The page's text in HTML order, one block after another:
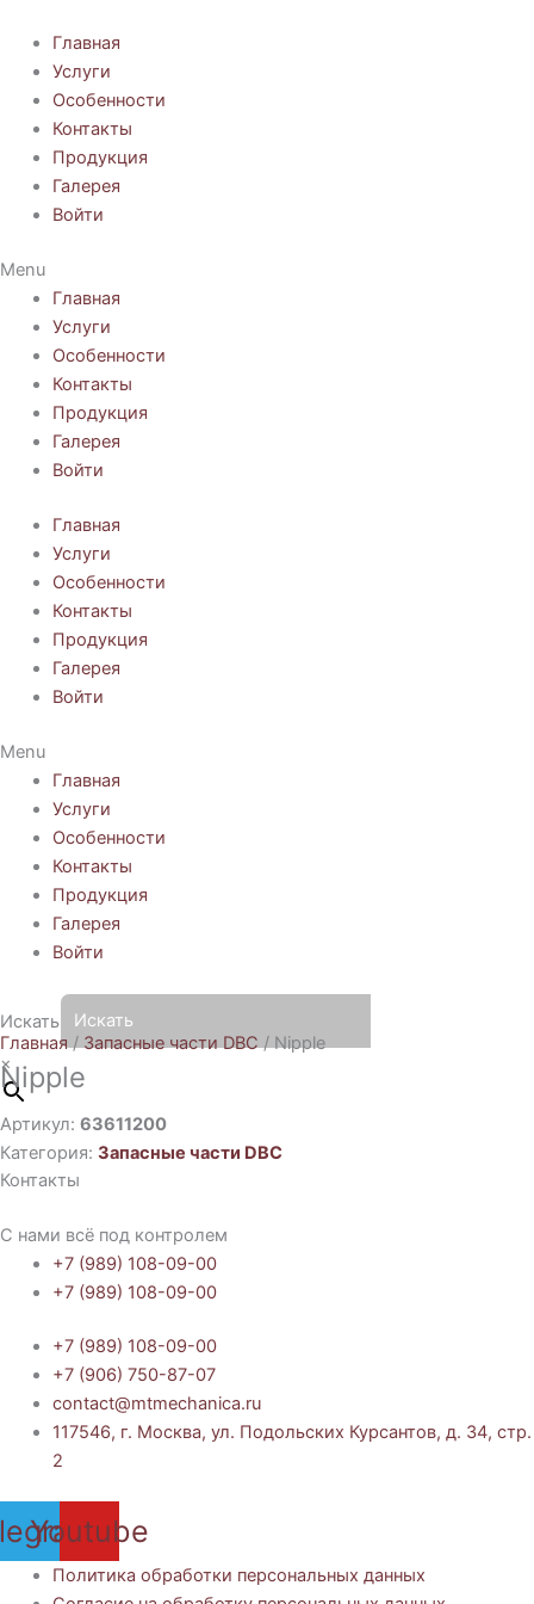
содержимому
Главная
Услуги
Особенности
Контакты
Продукция
Галерея
Войти
Menu
Главная
Услуги
Особенности
Контакты
Продукция
Галерея
Войти
Главная
Услуги
Особенности
Контакты
Продукция
Галерея
Войти
Menu
Главная
Услуги
Особенности
Контакты
Продукция
Галерея
Войти
Искать
×
Главная / Запасные части DBC / Nipple
Nipple
Артикул: 63611200
Категория: Запасные части DBC
Контакты
С нами всё под контролем
+7 (989) 108-09-00
+7 (989) 108-09-00
+7 (989) 108-09-00
+7 (906) 750-87-07
contact@mtmechanica.ru
117546, г. Москва, ул. Подольских Курсантов, д. 34, стр.
2
Youtube
Политика обработки персональных данных